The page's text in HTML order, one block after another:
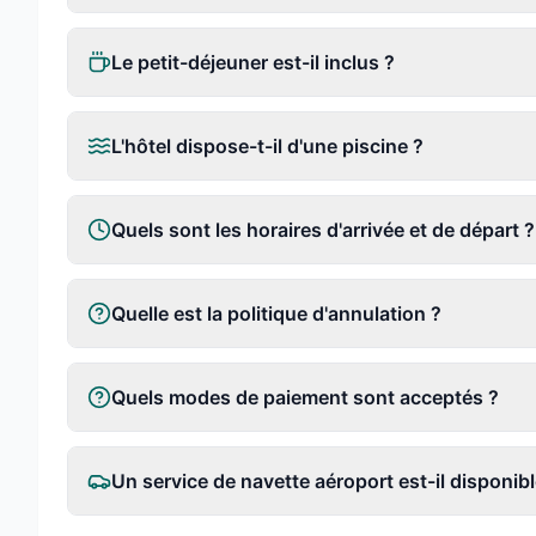
Le petit-déjeuner est-il inclus ?
L'hôtel dispose-t-il d'une piscine ?
Quels sont les horaires d'arrivée et de départ ?
Quelle est la politique d'annulation ?
Quels modes de paiement sont acceptés ?
Un service de navette aéroport est-il